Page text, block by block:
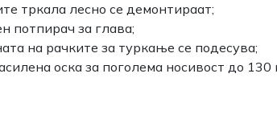
тркала лесно се демонтираат;
потпирач за глава;
на рачките за туркање се подесува;
оска за поголема носивост до 130